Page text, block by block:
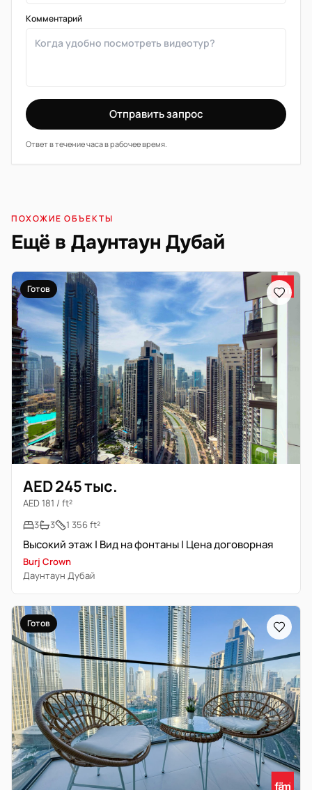
Комментарий
Отправить запрос
Ответ в течение часа в рабочее время.
ПОХОЖИЕ ОБЪЕКТЫ
Ещё в Даунтаун Дубай
Готов
AED 245 тыс.
AED 181 / ft²
3
3 1 356 ft²
Высокий этаж | Вид на фонтаны | Цена договорная
Burj Crown
Даунтаун Дубай
Готов